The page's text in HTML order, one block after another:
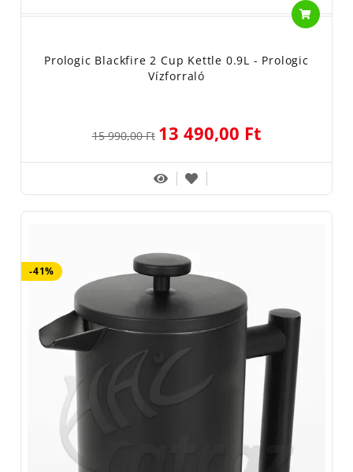
Prologic Blackfire 2 Cup Kettle 0.9L - Prologic
Vízforraló
15 990,00 Ft 13 490,00 Ft
-41%